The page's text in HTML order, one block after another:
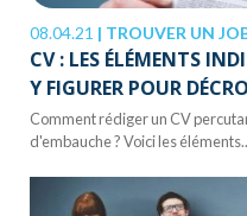
08.04.21 | TROUVER UN
CV : LES ÉLÉMENTS
Y FIGURER POUR
Comment rédiger un CV
d'embauche ? Voici les